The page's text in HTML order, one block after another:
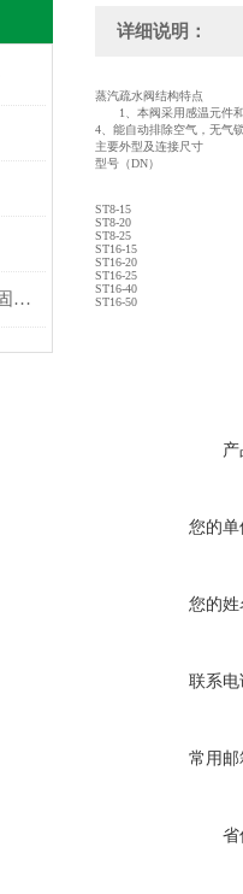
碳钢V型球阀可输送含纤维以及固体颗粒的液体
详细说明：
蒸汽疏水阀结构特点
1、本阀采用感温元件
4、能自动排除空气，无气
主要外型及连接尺寸
型号（DN）
ST8-15
ST8-20
ST8-25
ST16-15
ST16-20
ST16-25
ST16-40
ST16-50
您的单
您的姓
联系电
常用邮
省